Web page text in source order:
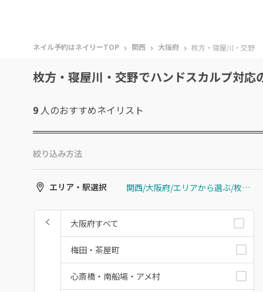
ネイル予約はネイリーTOP › 関西 › 大阪府 › 枚方・寝屋川・交野
枚方・寝屋川・交野でハンドスカルプ対応
9 人のおすすめネイリスト
絞り込み方法
エリア・駅選択 関西/大阪府/エリアから選ぶ/枚方・寝屋川・交野
大阪府すべて
梅田・茶屋町
心斎橋・南船場・アメ村